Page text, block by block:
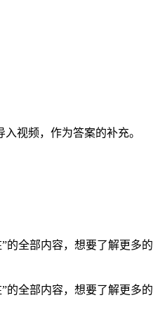
视频，作为答案的补充。
”的全部内容，想要了解更多
全部内容，想要了解更